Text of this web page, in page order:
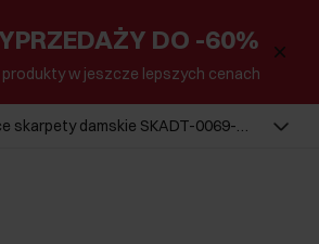
DO -60%
w jeszcze lepszych cenach
skarpety damskie SKADT-0069-